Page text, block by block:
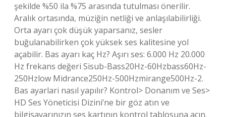
şekilde %50 ila %75 arasında tutulması önerilir.
Aralık ortasında, müziğin netliği ve anlaşılabilirliği.
Orta ayarı çok düşük yaparsanız, sesler
buğulanabilirken çok yüksek ses kalitesine yol
açabilir. Bas ayarı kaç Hz? Aşırı ses: 6.000 Hz 20.000
Hz frekans değeri Sisub-Bass20Hz-60Hzbass60Hz-
250Hzlow Midrance250Hz-500Hzmirange500Hz-2.
Bas ayarlari nasıl yapılır? Kontrol> Donanım ve Ses>
HD Ses Yöneticisi Dizini’ne bir göz atın ve
bilgisayarınızın ses kartının kontrol tablosuna açın.